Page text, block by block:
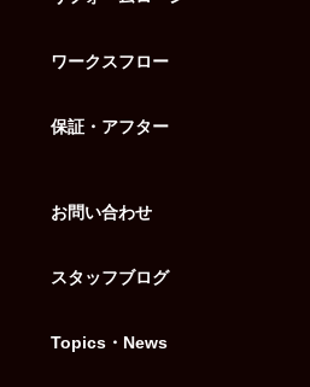
ワークスフロー
保証・アフター
お問い合わせ
スタッフブログ
Topics・News